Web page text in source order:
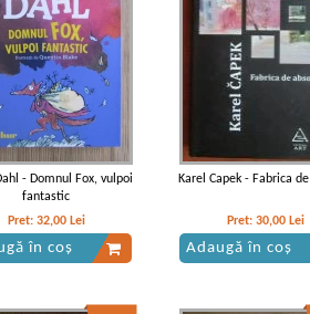
- Domnul Fox, vulpoi
fantastic
Pret: 32,00 Lei
în coș
Karel Capek - Fabrica
Pret: 30,00 Lei
Adaugă în coș